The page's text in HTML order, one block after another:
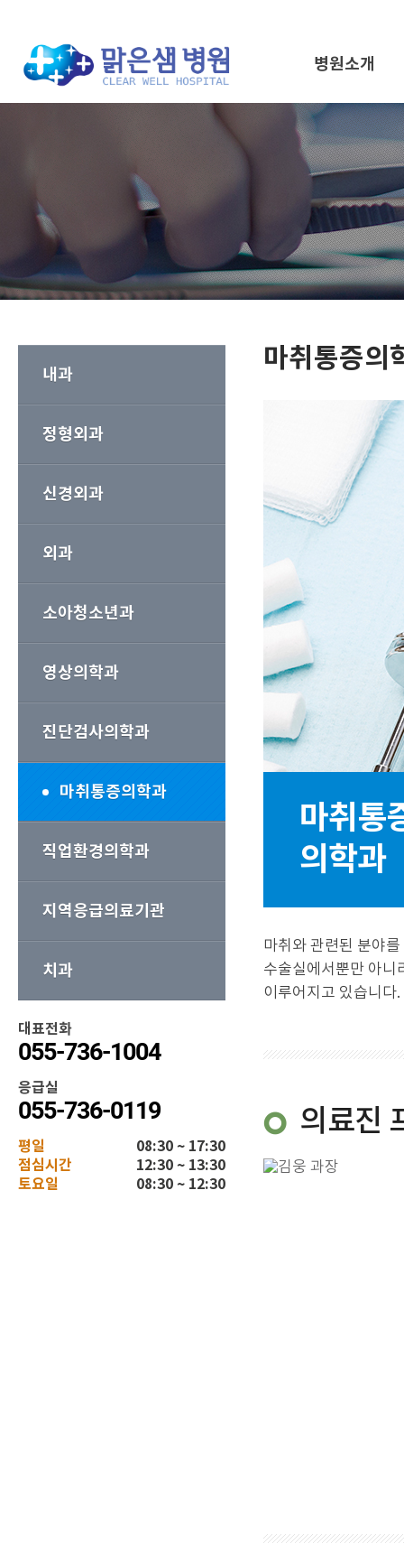
병원소개
내과
정형외과
신경외과
외과
소아청소년과
영상의학과
진단검사의학과
마취통증의학과
직업환경의학과
지역응급의료기관
치과
대표전화
055-736-1004
응급실
055-736-0119
평일
08:30 ~ 17:30
점심시간
12:30 ~ 13:30
토요일
08:30 ~ 12:30
마취통증의
마취통
의학과
마취와 관련된 분야
수술실에서뿐만 아니
이루어지고 있습니다.
의료진